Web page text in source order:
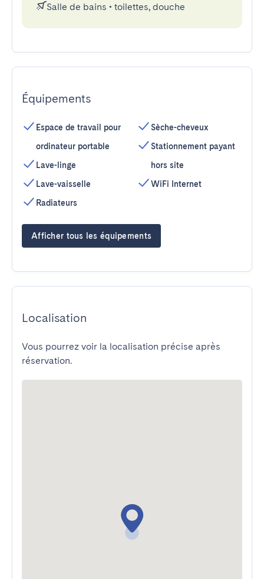
Salle de bains • toilettes, douche
Équipements
Espace de travail pour
ordinateur portable
Lave-linge
Lave-vaisselle
Radiateurs
Sèche-cheveux
Stationnement payant
hors site
WiFi Internet
Afficher tous les équipements
Localisation
Vous pourrez voir la localisation précise après
réservation.